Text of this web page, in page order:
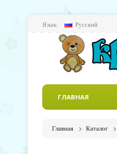
Язык: Русский
ГЛАВНАЯ
Главная Каталог